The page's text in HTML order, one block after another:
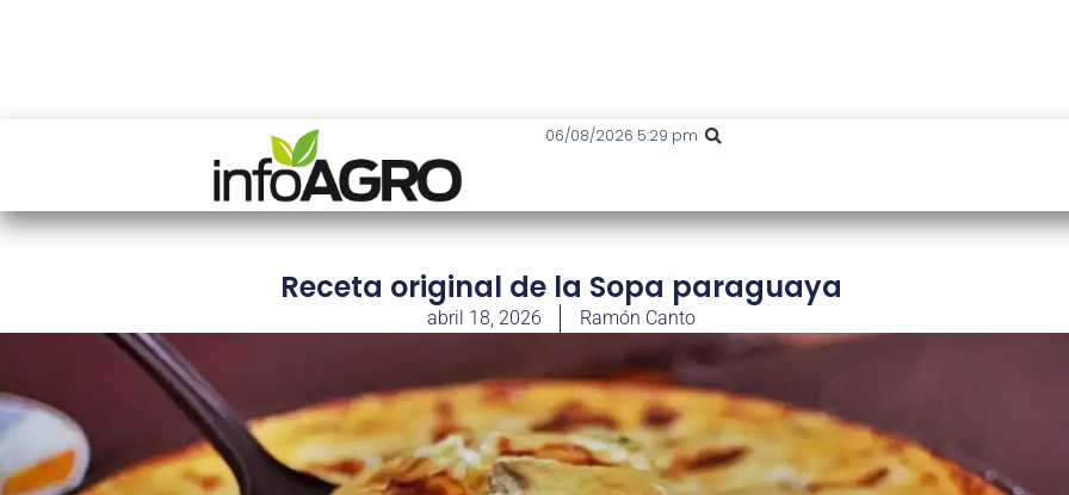
06/08/2026 5:29 pm
Receta original de la Sopa paraguaya
abril 18, 2026 Ramón Canto